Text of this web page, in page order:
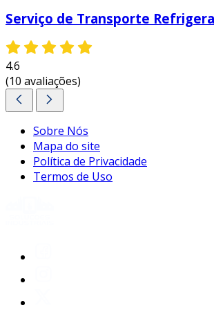
Serviço de Transporte
4.6
(10 avaliações)
Sobre Nós
Mapa do site
Política de Privacidade
Termos de Uso